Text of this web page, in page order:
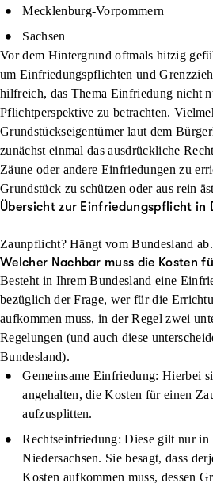
Mecklenburg-Vorpommern
Sachsen
Vor dem Hintergrund oftmals hitzig
um Einfriedungspflichten und
hilfreich, das Thema Einfriedung nicht
Pflichtperspektive zu betrachten.
Grundstückseigentümer laut dem
zunächst einmal das ausdrückliche
Zäune oder andere Einfriedungen zu
Grundstück zu schützen oder aus rein
Übersicht zur Einfriedungspflicht in
Zaunpflicht? Hängt vom Bundesland ab.
Welcher Nachbar muss die Kosten
Besteht in Ihrem Bundesland eine
bezüglich der Frage, wer für die
aufkommen muss, in der Regel zwei
Regelungen (und auch diese
Bundesland).
Gemeinsame Einfriedung: Hierbei
angehalten, die Kosten für einen
aufzusplitten.
Rechtseinfriedung: Diese gilt nur in
Niedersachsen. Sie besagt, dass
Kosten aufkommen muss, dessen